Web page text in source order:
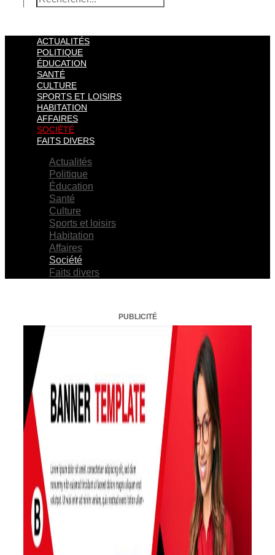
ACTUALITÉS
POLITIQUE
ÉDUCATION
SANTÉ
CULTURE
SPORTS ET LOISIRS
HABITATION
AFFAIRES
SOCIÉTÉ
FAITS DIVERS
Actualités
Politique
Éducation
Santé
Culture
Sports et loisirs
Habitation
Affaires
Société
Faits divers
PUBLICITÉ